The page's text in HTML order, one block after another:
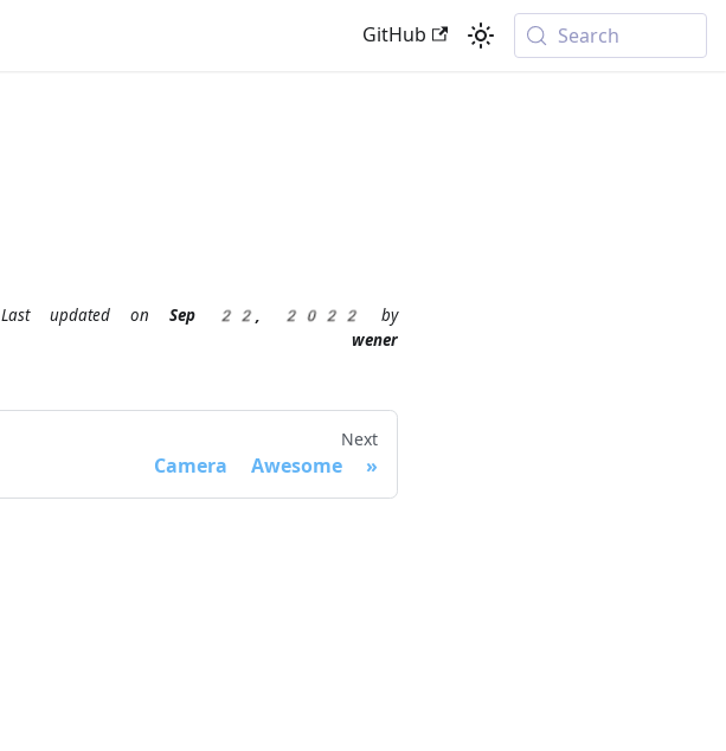
GitHub Search
Last updated on Sep 22, 2022
by
wener
Next
Camera Awesome